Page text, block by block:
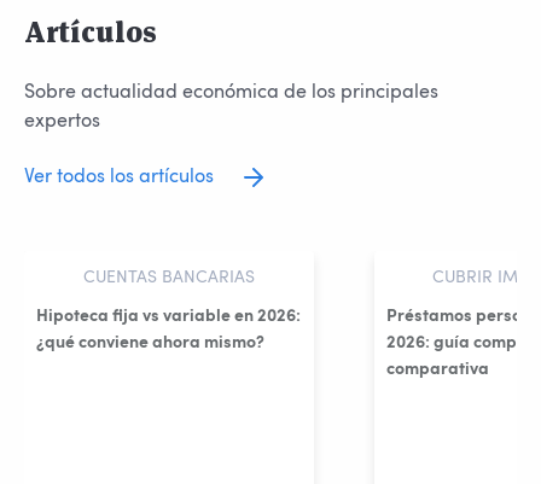
Artículos
Sobre actualidad económica de los principales
expertos
Ver todos los artículos
CUENTAS BANCARIAS
Hipoteca fija vs variable en 2026:
¿qué conviene ahora mismo?
CUBRIR
Préstamos
2026: guía
comparativa